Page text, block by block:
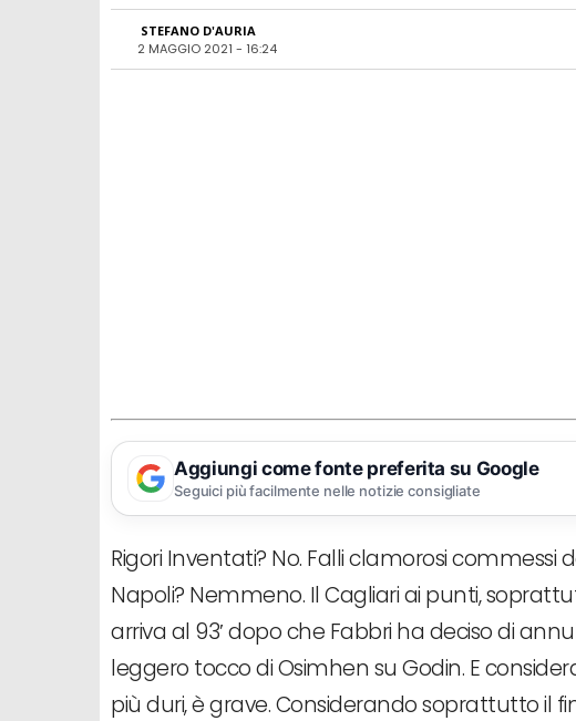
STEFANO D'AURIA
2 MAGGIO 2021 - 16:24
Aggiungi come fonte preferita su Google
Seguici più facilmente nelle notizie consigliate
Rigori Inventati? No. Falli clamorosi
Napoli? Nemmeno. Il Cagliari ai punti,
arriva al 93′ dopo che Fabbri ha deciso di
leggero tocco di Osimhen su Godin. E
più duri, è grave. Considerando soprattutto il